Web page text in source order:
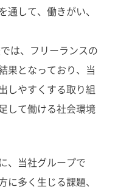
通して、働きがい、
は、フリーランスの
果となっており、当
しやすくする取り組
して働ける社会環境
、当社グループで
に多く生じる課題、